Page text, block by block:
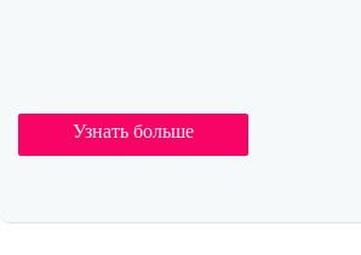
Узнать больше